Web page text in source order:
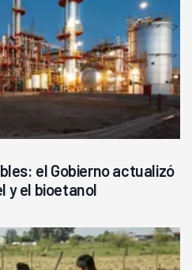
el Gobierno actualizó
y el bioetanol